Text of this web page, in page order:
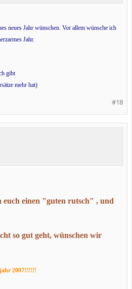
neues Jahr wünschen. Vor allem wünsche ich
rzarmes Jahr.
gibt
mehr hat)
#18
euch einen "guten rutsch" , und
so gut geht, wünschen wir
2007!!!!!!